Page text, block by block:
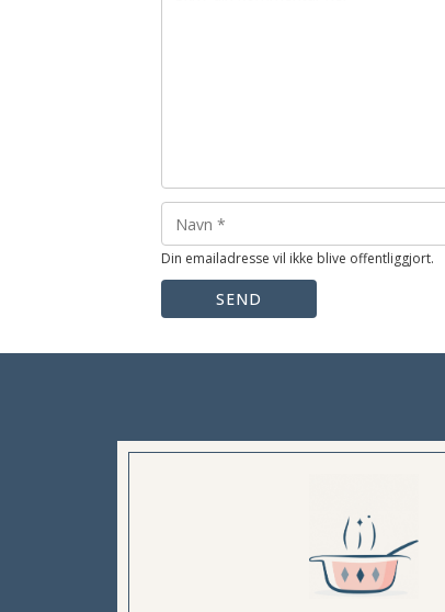
Din emailadresse vil ikke blive offentliggjort.
SEND